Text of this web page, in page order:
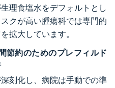
理食塩水をデフォルトとし
クが高い腫瘍科では専門的
拡大しています。
節約のためのプレフィルド
刻化し、病院は手動での準